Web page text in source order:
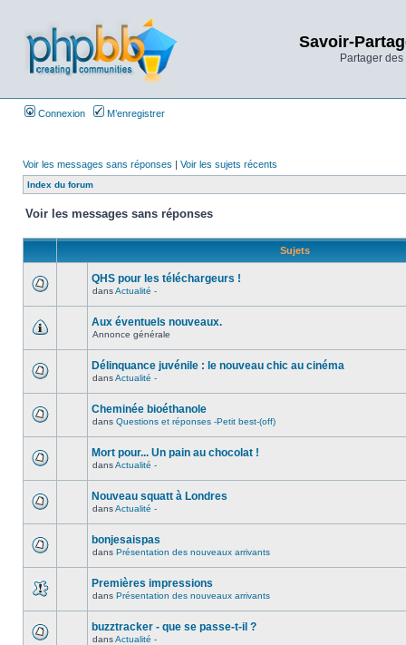
Savoir-
Partager
Connexion M’enregistrer
Voir les messages sans réponses | Voir les sujets récents
Index du forum
Voir les messages sans réponses
Sujets
QHS pour les téléchargeurs !
dansActualité -
Aux éventuels nouveaux.
Annonce générale
Délinquance juvénile : le nouveau chic au cinéma
dansActualité -
Cheminée bioéthanole
dans Questions et réponses -Petit best-(off)
Mort pour... Un pain au chocolat !
dansActualité -
Nouveau squatt à Londres
dansActualité -
bonjesaispas
dans Présentation des nouveaux arrivants
Premières impressions
dans Présentation des nouveaux arrivants
buzztracker - que se passe-t-il ?
dansActualité -